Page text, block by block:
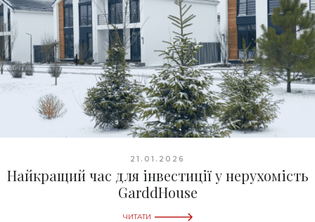
21.01.2026
Найкращий час для інвестиції у нерухомість
GarddHouse
ЧИТАТИ